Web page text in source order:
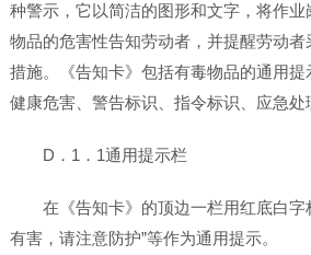
种警示，它以简洁的图形和文字，将作
物品的危害性告知劳动者，并提醒劳动
措施。《告知卡》包括有毒物品的通用提
健康危害、警告标识、指令标识、应急处
D．1．1通用提示栏
在《告知卡》的顶边一栏用红底白字
有害，请注意防护”等作为通用提示。